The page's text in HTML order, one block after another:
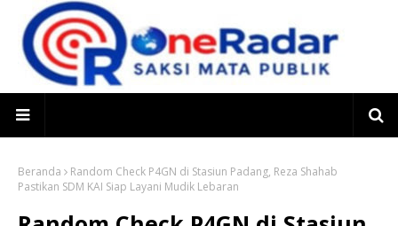
Beranda
Random Check P4GN di Stasiun Padang, Reza Shahab
Pastikan SDM KAI Siap Layani Mudik Lebaran